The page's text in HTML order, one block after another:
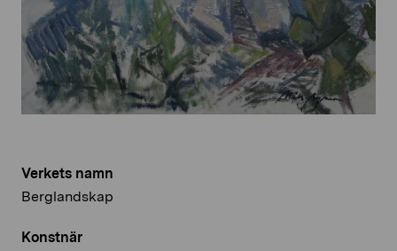
Verkets namn
Berglandskap
Konstnär